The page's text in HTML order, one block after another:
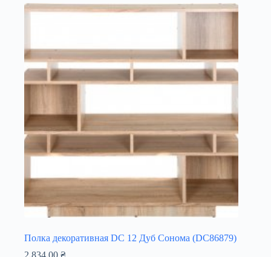
Полка декоративная DC 12 Дуб Сонома (DC86879)